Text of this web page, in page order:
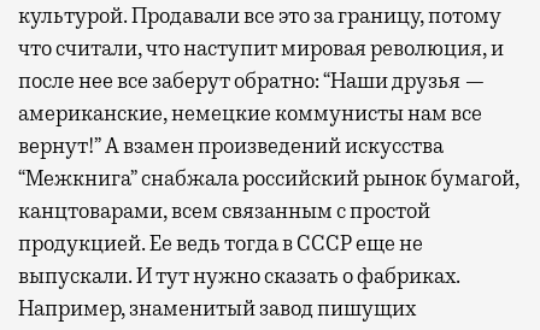
культурой. Продавали все это за границу, потому
что считали, что наступит мировая революция, и
после нее все заберут обратно: “Наши друзья —
американские, немецкие коммунисты нам все
вернут!” А взамен произведений искусства
“Межкнига” снабжала российский рынок бумагой,
канцтоварами, всем связанным с простой
продукцией. Ее ведь тогда в СССР еще не
выпускали. И тут нужно сказать о фабриках.
Например, знаменитый завод пишущих